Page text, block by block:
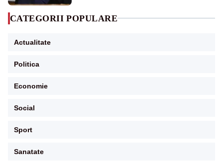
CATEGORII POPULARE
Actualitate
Politica
Economie
Social
Sport
Sanatate